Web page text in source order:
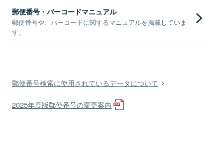
郵便番号・バーコードマニュアル
郵便番号や、バーコードに関するマニュアルを掲載していま
す。
郵便番号検索に使用されているデータについて
2025年度版郵便番号の変更案内